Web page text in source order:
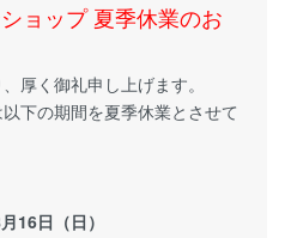
ョップ 夏季休業のお
厚く御礼申し上げます。
下の期間を夏季休業とさせて
16日（日）